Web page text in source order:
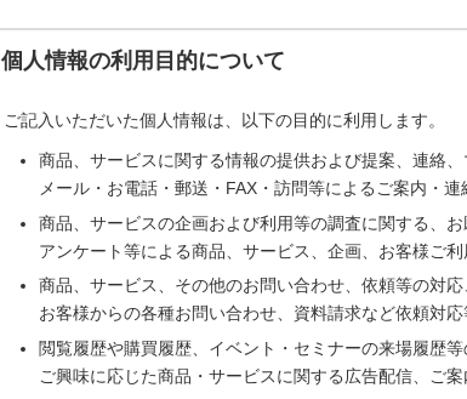
個人情報の利用目的について
ご記入いただいた個人情報は、以下の目的に利用します。
商品、サービスに関する情報の提供および提案、連絡
メール・お電話・郵送・FAX・訪問等によるご案内・連
商品、サービスの企画および利用等の調査に関する、
アンケート等による商品、サービス、企画、お客様ご
商品、サービス、その他のお問い合わせ、依頼等の対
お客様からの各種お問い合わせ、資料請求など依頼対応
閲覧履歴や購買履歴、イベント・セミナーの来場履歴
ご興味に応じた商品・サービスに関する広告配信、ご